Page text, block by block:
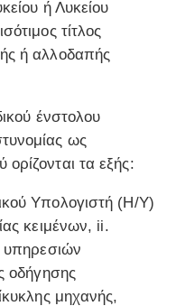
ή Λυκείου
τίτλος
ή αλλοδαπής
ένστολου
ως
τα εξής:
Υπολογιστή (Η/Υ)
κειμένων, ii.
υπηρεσιών
οδήγησης
μηχανής,